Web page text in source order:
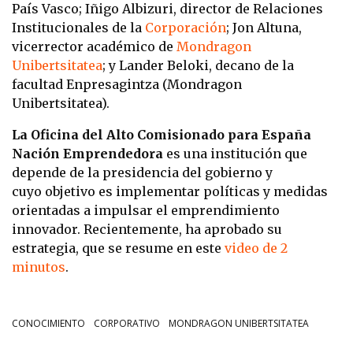
País Vasco; Iñigo Albizuri, director de Relaciones
Institucionales de la Corporación; Jon Altuna,
vicerrector académico de Mondragon
Unibertsitatea; y Lander Beloki, decano de la
facultad Enpresagintza (Mondragon
Unibertsitatea).
La Oficina del Alto Comisionado para España
Nación Emprendedora es una institución que
depende de la presidencia del gobierno y
cuyo objetivo es implementar políticas y medidas
orientadas a impulsar el emprendimiento
innovador. Recientemente, ha aprobado su
estrategia, que se resume en este video de 2
minutos.
CONOCIMIENTO CORPORATIVO MONDRAGON UNIBERTSITATEA